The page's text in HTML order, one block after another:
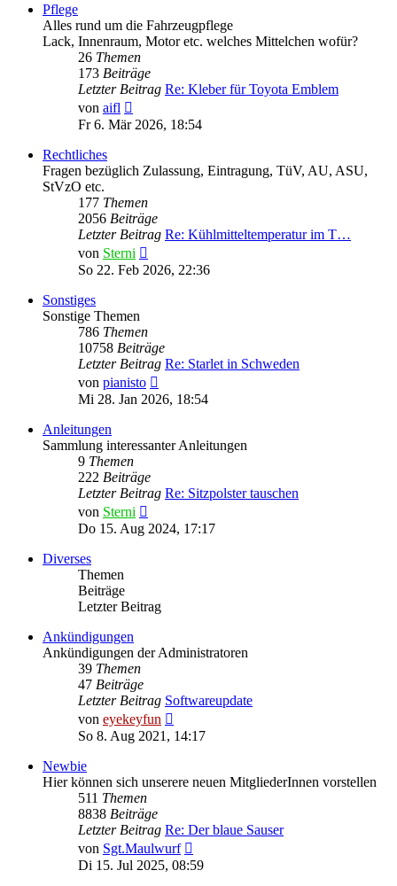
Pflege
Alles rund um die Fahrzeugpflege
Lack, Innenraum, Motor etc. welches Mittelchen wofür?
26 Themen
173 Beiträge
Letzter Beitrag Re: Kleber für Toyota Emblem
von aifl
Beitrag
Fr 6. Mär 2026, 18:54
Rechtliches
Fragen bezüglich Zulassung, Eintragung, TüV, AU, ASU,
StVzO etc.
177 Themen
2056 Beiträge
Letzter Beitrag Re: Kühlmitteltemperatur im T…
von Sterni
Beitrag
So 22. Feb 2026, 22:36
Sonstiges
Sonstige Themen
786 Themen
10758 Beiträge
Letzter Beitrag Re: Starlet in Schweden
von pianisto
Beitrag
Mi 28. Jan 2026, 18:54
Anleitungen
Sammlung interessanter Anleitungen
9 Themen
222 Beiträge
Letzter Beitrag Re: Sitzpolster tauschen
von Sterni
Beitrag
Do 15. Aug 2024, 17:17
Diverses
Themen
Beiträge
Letzter Beitrag
Ankündigungen
Ankündigungen der Administratoren
39 Themen
47 Beiträge
Letzter Beitrag Softwareupdate
von eyekeyfun
Beitrag
So 8. Aug 2021, 14:17
Newbie
Hier können sich unserere neuen MitgliederInnen vorstellen
511 Themen
8838 Beiträge
Letzter Beitrag Re: Der blaue Sauser
von Sgt.Maulwurf
Beitrag
Di 15. Jul 2025, 08:59